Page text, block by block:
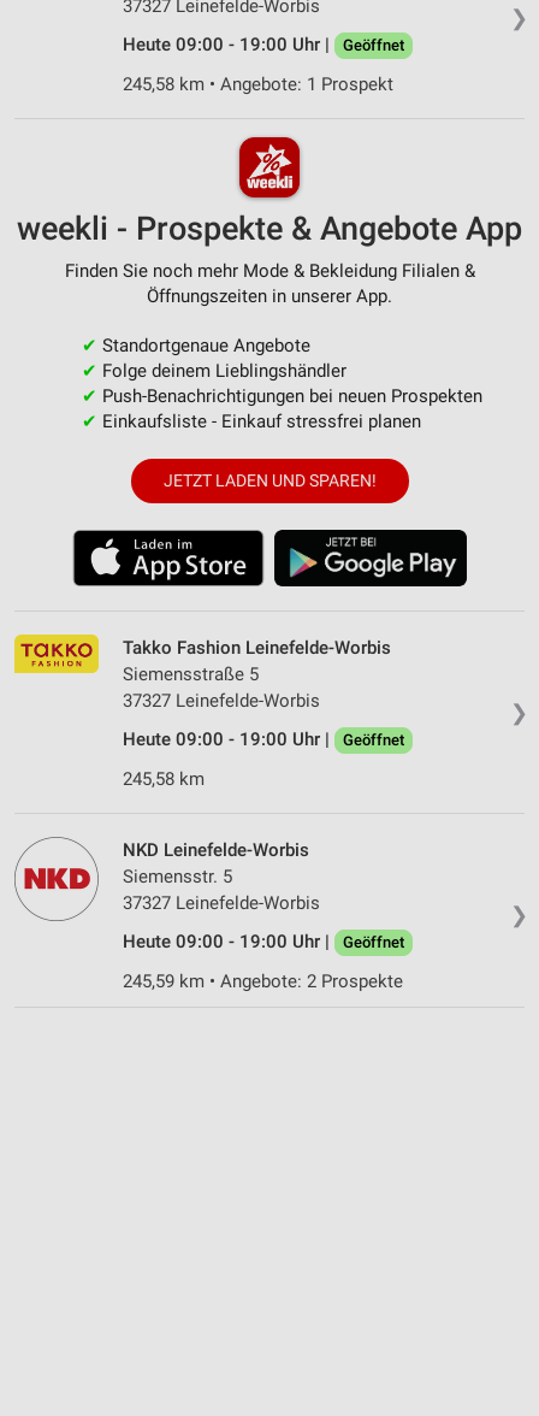
❯
37327 Leinefelde-Worbis
Heute 09:00 - 19:00 Uhr |
Geöffnet
245,58 km • Angebote: 1 Prospekt
weekli - Prospekte & Angebote App
Finden Sie noch mehr Mode & Bekleidung Filialen &
Öffnungszeiten in unserer App.
✔ Standortgenaue Angebote
✔ Folge deinem Lieblingshändler
✔ Push-Benachrichtigungen bei neuen Prospekten
✔ Einkaufsliste - Einkauf stressfrei planen
JETZT LADEN UND SPAREN!
❯
Takko Fashion Leinefelde-Worbis
Siemensstraße 5
37327 Leinefelde-Worbis
Heute 09:00 - 19:00 Uhr |
Geöffnet
245,58 km
❯
NKD Leinefelde-Worbis
Siemensstr. 5
37327 Leinefelde-Worbis
Heute 09:00 - 19:00 Uhr |
Geöffnet
245,59 km • Angebote: 2 Prospekte